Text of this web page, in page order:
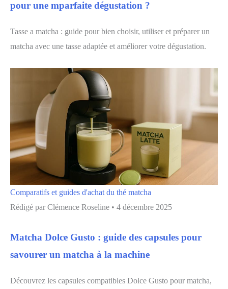
pour une mparfaite dégustation ?
Tasse a matcha : guide pour bien choisir, utiliser et préparer un
matcha avec une tasse adaptée et améliorer votre dégustation.
Comparatifs et guides d'achat du thé matcha
Rédigé par Clémence Roseline • 4 décembre 2025
Matcha Dolce Gusto : guide des capsules pour
savourer un matcha à la machine
Découvrez les capsules compatibles Dolce Gusto pour matcha,